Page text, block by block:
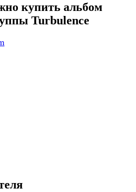
купить альбом
Turbulence